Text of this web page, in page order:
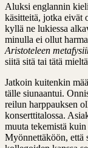
Aluksi englannin
käsitteitä, jotka eivät
kyllä ne lukiessa
minulla ei ollut
Aristoteleen
siitä sitä tai tätä
Jatkoin kuitenkin
tälle siunaantui.
reilun harppauksen
konserttitalossa.
muuta tekemistä
Myönnettäköön, että